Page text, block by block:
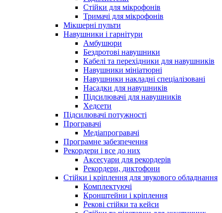
Стійки для мікрофонів
Тримачі для мікрофонів
Мікшерні пульти
Навушники і гарнітури
Амбушюри
Бездротові навушники
Кабелі та перехідники для навушників
Навушники мініатюрні
Навушники накладні спеціалізовані
Насадки для навушників
Підсилювачі для навушників
Хедсети
Підсилювачі потужності
Програвачі
Медіапрогравачі
Програмне забезпечення
Рекордери і все до них
Аксесуари для рекордерів
Рекордери, диктофони
Стійки і кріплення для звукового обладнання
Комплектуючі
Кронштейни і кріплення
Рекові стійки та кейси